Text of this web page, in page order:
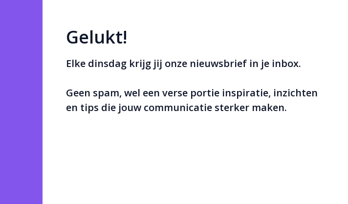
Gelukt!
Elke dinsdag krijg jij onze nieuwsbrief in je inbox.
Geen spam, wel een verse portie inspiratie, inzichten
en tips die jouw communicatie sterker maken.